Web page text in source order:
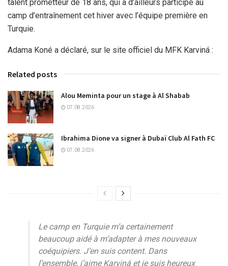
talent prometteur de 18 ans, qui a d’ailleurs participé au
camp d’entraînement cet hiver avec l’équipe première en
Turquie.
Adama Koné a déclaré, sur le site officiel du MFK Karviná :
Related posts
Alou Meminta pour un stage à Al Shabab
07.08.2026
Ibrahima Dione va signer à Dubaï Club Al Fath FC
07.08.2026
Le camp en Turquie m’a certainement
beaucoup aidé à m’adapter à mes nouveaux
coéquipiers. J’en suis content. Dans
l’ensemble, j’aime Karviná et je suis heureux